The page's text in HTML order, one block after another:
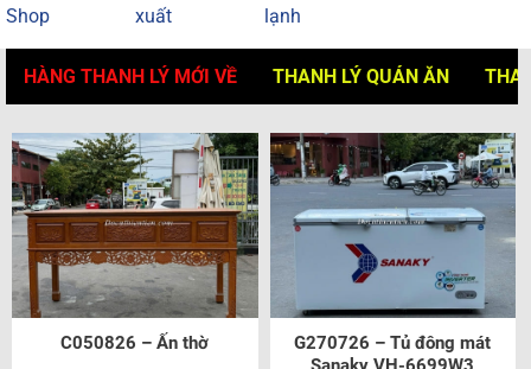
Shop
xuất
lạnh
HÀNG THANH LÝ MỚI VỀ THANH LÝ QUÁN ĂN
C050826 – Ấn thờ
G270726 – Tủ đông mát